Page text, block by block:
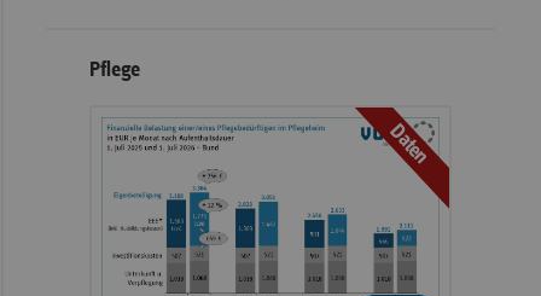
Pflege
Daten